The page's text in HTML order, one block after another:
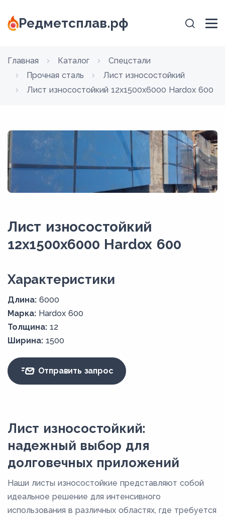
Редметсплав.рф
Главная Каталог
Спецстали
Прочная сталь
Лист износостойкий
Лист износостойкий 12x1500х6000 Hardox 600
Лист износостойкий
12x1500х6000 Hardox 600
Xарактеристики
Длина: 6000
Марка: Hardox 600
Толщина: 12
Ширина: 1500
Отправить запрос
Лист износостойкий:
надежный выбор для
долговечных приложений
Наши листы износостойкие представляют собой
идеальное решение для интенсивного
использования в различных областях, где требуется